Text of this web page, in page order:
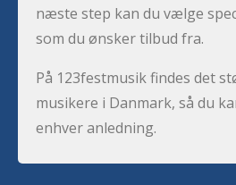
næste step kan du vælge
som du ønsker tilbud fra.
På 123festmusik findes det
musikere i Danmark, så du
enhver anledning.